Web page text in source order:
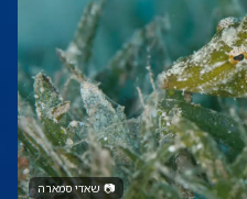
📷שאדי סמארה